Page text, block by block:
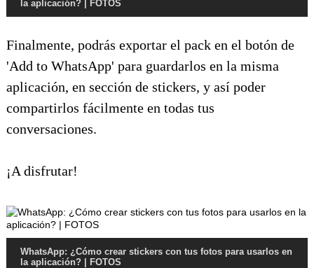
la aplicación? | FOTOS
Finalmente, podrás exportar el pack en el botón de
'Add to WhatsApp' para guardarlos en la misma
aplicación, en sección de stickers, y así poder
compartirlos fácilmente en todas tus
conversaciones.
¡A disfrutar!
WhatsApp: ¿Cómo crear stickers con tus fotos para usarlos en
la aplicación? | FOTOS